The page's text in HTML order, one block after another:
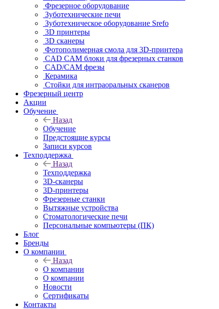
Фрезерное оборудование
Зуботехнические печи
Зуботехническое оборудование Srefo
3D принтеры
3D сканеры
Фотополимерная смола для 3D-принтера
CAD CAM блоки для фрезерных станков
CAD/CAM фрезы
Керамика
Стойки для интраоральных сканеров
Фрезерный центр
Акции
Обучение
Назад
Обучение
Предстоящие курсы
Записи курсов
Техподдержка
Назад
Техподдержка
3D-сканеры
3D-принтеры
Фрезерные станки
Вытяжные устройства
Стоматологические печи
Персональные компьютеры (ПК)
Блог
Бренды
О компании
Назад
О компании
О компании
Новости
Сертификаты
Контакты